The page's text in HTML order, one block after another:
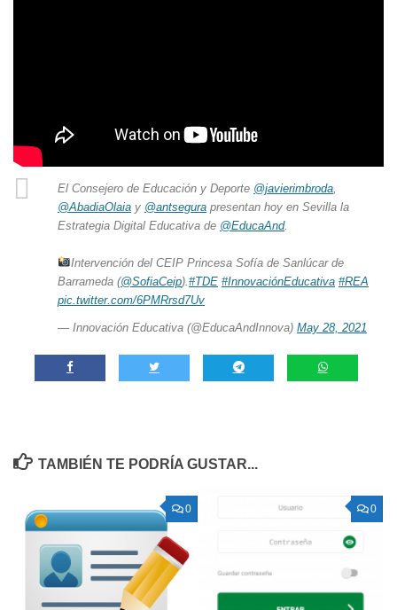
El Consejero de Educación y Deporte @javierimbroda
@AbadiaOlaia y @antsegura presentan hoy en Sevilla la
Estrategia Digital Educativa de @EducaAnd.
Intervención del CEIP Princesa Sofía de Sanlúcar de
Barrameda (@SofiaCeip). #TDE #InnovaciónEducativa #REA
pic.twitter.com/6PMRrsd7Uv
— Innovación Educativa (@EducaAndInnova) May 28, 2021
TAMBIÉN TE PODRÍA GUSTAR...
0 0